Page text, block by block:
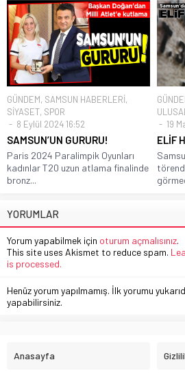
GÜNDEM, SAMSUN HABERLERİ,
SİYASET, SPOR
8 Eylül 2024 16:52
SAMSUN’UN GURURU!
Paris 2024 Paralimpik Oyunları
kadınlar T20 uzun atlama finalinde
bronz...
ULUSAL
19
ELİF
YORUMLAR
Yorum yapabilmek için oturum açmalısınız.
This site uses Akismet to reduce spam.
is processed.
Henüz yorum yapılmamış. İlk yorumu
yapabilirsiniz.
Anasayfa